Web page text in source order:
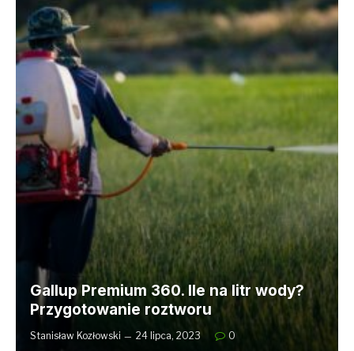
Gallup Premium 360. Ile na litr wody?
Przygotowanie roztworu
Stanisław Kozłowski 24 lipca, 2023 0